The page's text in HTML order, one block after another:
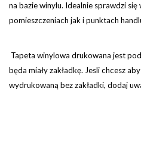
na bazie winylu. Idealnie sprawdzi
pomieszczeniach jak i punktach
Tapeta winylowa drukowana jest
będa miały zakładkę. Jesli chcesz
wydrukowaną bez zakładki, dodaj